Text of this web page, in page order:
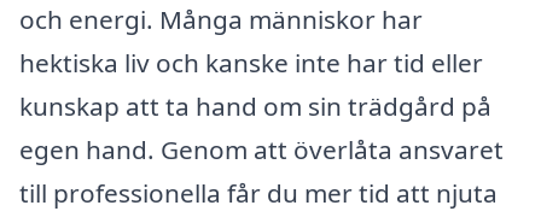
och energi. Många människor har
hektiska liv och kanske inte har tid eller
kunskap att ta hand om sin trädgård på
egen hand. Genom att överlåta ansvaret
till professionella får du mer tid att njuta